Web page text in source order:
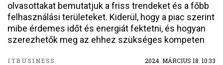
olvasottakat bemutatjuk a friss trendeket és a főbb
felhasználási területeket. Kiderül, hogy a piac szerint
mibe érdemes időt és energiát fektetni, és hogyan
szerezhetők meg az ehhez szükséges kompeten
ITBUSINESS 2024. MÁRCIUS 18. 10:33